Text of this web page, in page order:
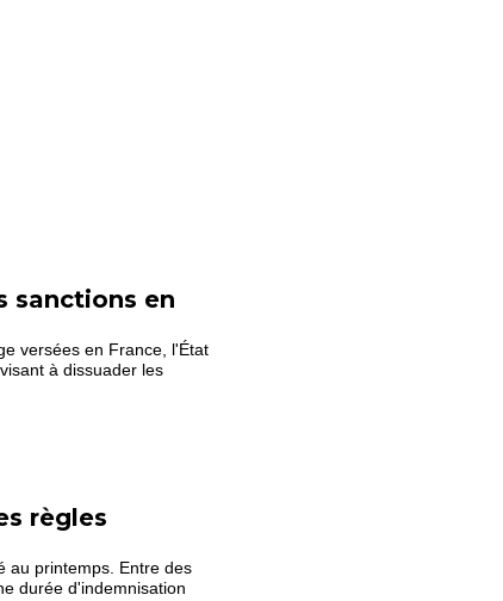
sanctions en
versées en France, l'État
à dissuader les
règles
au printemps. Entre des
durée d'indemnisation